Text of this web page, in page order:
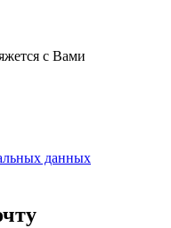
корп. 1
с Вами
данных